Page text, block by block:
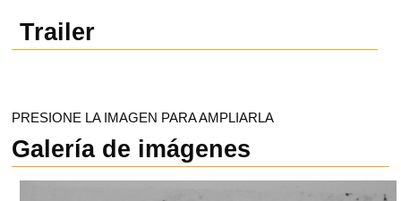
Trailer
PRESIONE LA IMAGEN PARA AMPLIARLA
Galería de imágenes